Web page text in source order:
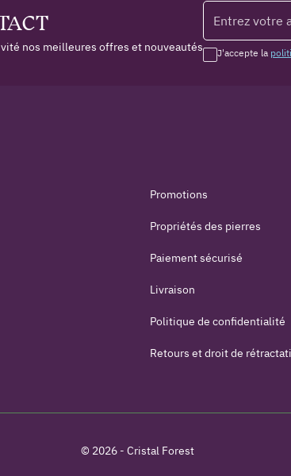
nos meilleures offres et nouveautés J'accepte la
Promotions
Propriétés des pierres
Paiement sécurisé
Livraison
Politique de confidentialité
Retours et droit de
© 2026 - Cristal Forest